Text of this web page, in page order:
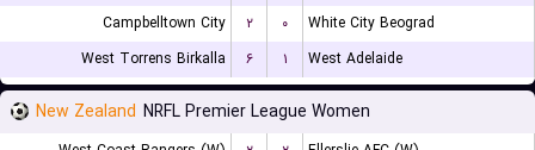
Campbelltown City
۲ ۰
White City Beograd
West Torrens Birkalla
۶ ۱ West Adelaide
New Zealand NRFL Premier League Women